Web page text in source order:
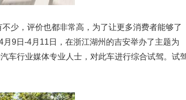
少，评价也都非常高，为了让更多消费者能够了
9日-4月11日，在浙江湖州的吉安举办了主题为
车行业媒体专业人士，对此车进行综合试驾。试